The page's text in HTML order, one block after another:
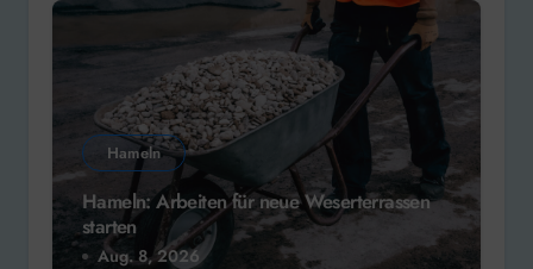
Hameln
Hameln: Arbeiten für neue Weserterrassen
starten
Aug. 8, 2026